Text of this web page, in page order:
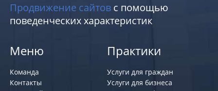
Продвижение сайтов с помощью
поведенческих характеристик
Меню
Команда
Контакты
Практики
Услуги для граждан
Услуги для бизнеса